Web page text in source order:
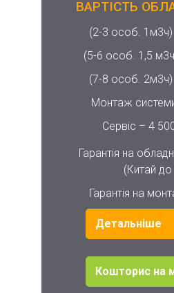
ВАРТІСТЬ
(2-3 особ.
(5-6 особ. 1,5
(7-8 особ.
Монтаж
Сервіс – 4
Гарантія на
(Китай до
Гарантія на
Детальніше
Кошторис на